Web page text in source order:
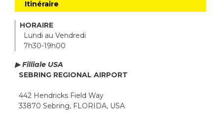
Itinéraire
HORAIRE
Lundi au Vendredi
7h30-19h00
▶ Filliale USA
SEBRING REGIONAL AIRPORT
442 Hendricks Field Way
33870 Sebring, FLORIDA, USA